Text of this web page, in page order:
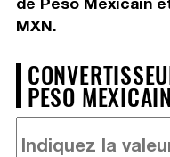
MXN.
PESO